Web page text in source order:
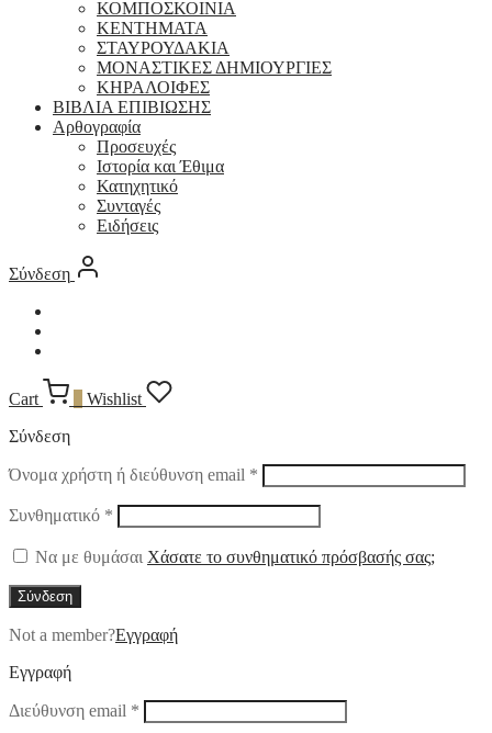
ΚΟΜΠΟΣΚΟΙΝΙΑ
ΚΕΝΤΗΜΑΤΑ
ΣΤΑΥΡΟΥΔΑΚΙΑ
ΜΟΝΑΣΤΙΚΕΣ ΔΗΜΙΟΥΡΓΙΕΣ
ΚΗΡΑΛΟΙΦΕΣ
ΒΙΒΛΙΑ ΕΠΙΒΙΩΣΗΣ
Αρθογραφία
Προσευχές
Ιστορία και Έθιμα
Κατηχητικό
Συνταγές
Ειδήσεις
Σύνδεση
Cart
Wishlist
Σύνδεση
Όνομα χρήστη ή διεύθυνση email * Απαιτείται
Συνθηματικό * Απαιτείται
Να με θυμάσαι Χάσατε το συνθηματικό πρόσβασής σας;
Σύνδεση
Not a member?Εγγραφή
Εγγραφή
Διεύθυνση email * Απαιτείται